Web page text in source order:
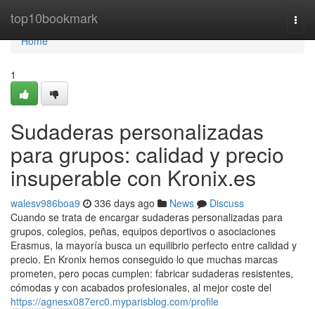
top10bookmark
Home
Home
1
Sudaderas personalizadas
para grupos: calidad y precio
insuperable con Kronix.es
walesv986boa9 336 days ago News
Discuss
Cuando se trata de encargar sudaderas personalizadas para
grupos, colegios, peñas, equipos deportivos o asociaciones
Erasmus, la mayoría busca un equilibrio perfecto entre calidad y
precio. En Kronix hemos conseguido lo que muchas marcas
prometen, pero pocas cumplen: fabricar sudaderas resistentes,
cómodas y con acabados profesionales, al mejor coste del
https://agnesx087erc0.myparisblog.com/profile